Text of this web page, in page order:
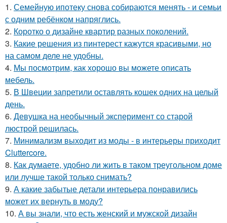
1. Семейную ипотеку снова собираются менять - и семьи
с одним ребёнком напряглись.
2. Коротко о дизайне квартир разных поколений.
3. Какие решения из пинтерест кажутся красивыми, но
на самом деле не удобны.
4. Мы посмотрим, как хорошо вы можете описать
мебель.
5. В Швеции запретили оставлять кошек одних на целый
день.
6. Девушка на необычный эксперимент со старой
люстрой решилась.
7. Минимализм выходит из моды - в интерьеры приходит
Cluttercore.
8. Как думаете, удобно ли жить в таком треугольном доме
или лучше такой только снимать?
9. А какие забытые детали интерьера понравились
может их вернуть в моду?
10. А вы знали, что есть женский и мужской дизайн